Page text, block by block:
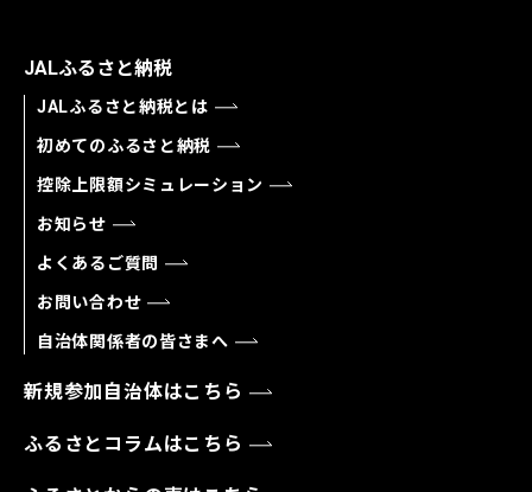
JALふるさと納税
JALふるさと納税とは
初めてのふるさと納税
控除上限額シミュレーション
お知らせ
よくあるご質問
お問い合わせ
自治体関係者の皆さまへ
新規参加自治体はこちら
ふるさとコラムはこちら